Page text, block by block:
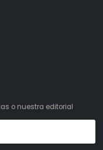
o nuestra editorial